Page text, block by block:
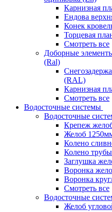
Карнизная
Ендова
Конек
Торцевая
Смотреть все
Доборные
(Ral)
(RAL)
Карнизная
Смотреть все
Водосточные системы
Водосточные
Крепеж
Желоб
Колено
Колено
Заглушка
Воронка
Воронка
Смотреть все
Водосточные
Желоб